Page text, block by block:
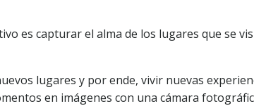
es capturar el alma de los lugares que se
lugares y por ende, vivir nuevas
en imágenes con una cámara